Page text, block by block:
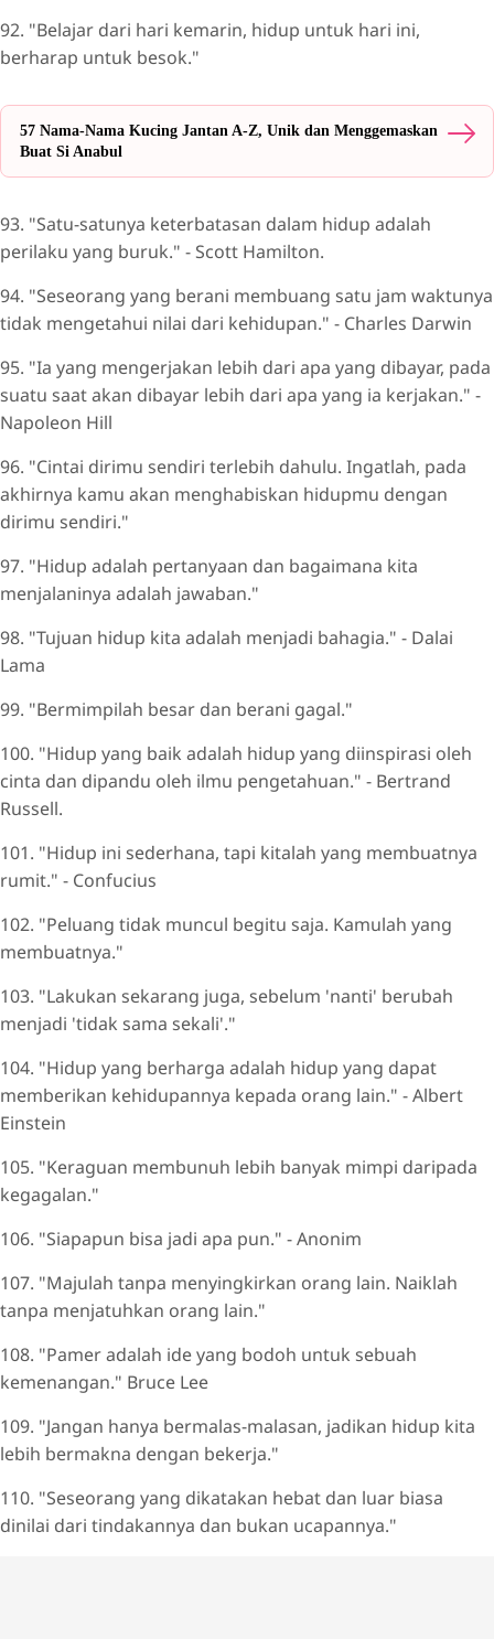
92. "Belajar dari hari kemarin, hidup untuk hari ini,
berharap untuk besok."
57 Nama-Nama Kucing Jantan A-Z, Unik dan Menggemaskan
Buat Si Anabul
93. "Satu-satunya keterbatasan dalam hidup adalah
perilaku yang buruk." - Scott Hamilton.
94. "Seseorang yang berani membuang satu jam waktunya
tidak mengetahui nilai dari kehidupan." - Charles Darwin
95. "Ia yang mengerjakan lebih dari apa yang dibayar, pada
suatu saat akan dibayar lebih dari apa yang ia kerjakan." -
Napoleon Hill
96. "Cintai dirimu sendiri terlebih dahulu. Ingatlah, pada
akhirnya kamu akan menghabiskan hidupmu dengan
dirimu sendiri."
97. "Hidup adalah pertanyaan dan bagaimana kita
menjalaninya adalah jawaban."
98. "Tujuan hidup kita adalah menjadi bahagia." - Dalai
Lama
99. "Bermimpilah besar dan berani gagal."
100. "Hidup yang baik adalah hidup yang diinspirasi oleh
cinta dan dipandu oleh ilmu pengetahuan." - Bertrand
Russell.
101. "Hidup ini sederhana, tapi kitalah yang membuatnya
rumit." - Confucius
102. "Peluang tidak muncul begitu saja. Kamulah yang
membuatnya."
103. "Lakukan sekarang juga, sebelum 'nanti' berubah
menjadi 'tidak sama sekali'."
104. "Hidup yang berharga adalah hidup yang dapat
memberikan kehidupannya kepada orang lain." - Albert
Einstein
105. "Keraguan membunuh lebih banyak mimpi daripada
kegagalan."
106. "Siapapun bisa jadi apa pun." - Anonim
107. "Majulah tanpa menyingkirkan orang lain. Naiklah
tanpa menjatuhkan orang lain."
108. "Pamer adalah ide yang bodoh untuk sebuah
kemenangan." Bruce Lee
109. "Jangan hanya bermalas-malasan, jadikan hidup kita
lebih bermakna dengan bekerja."
110. "Seseorang yang dikatakan hebat dan luar biasa
dinilai dari tindakannya dan bukan ucapannya."